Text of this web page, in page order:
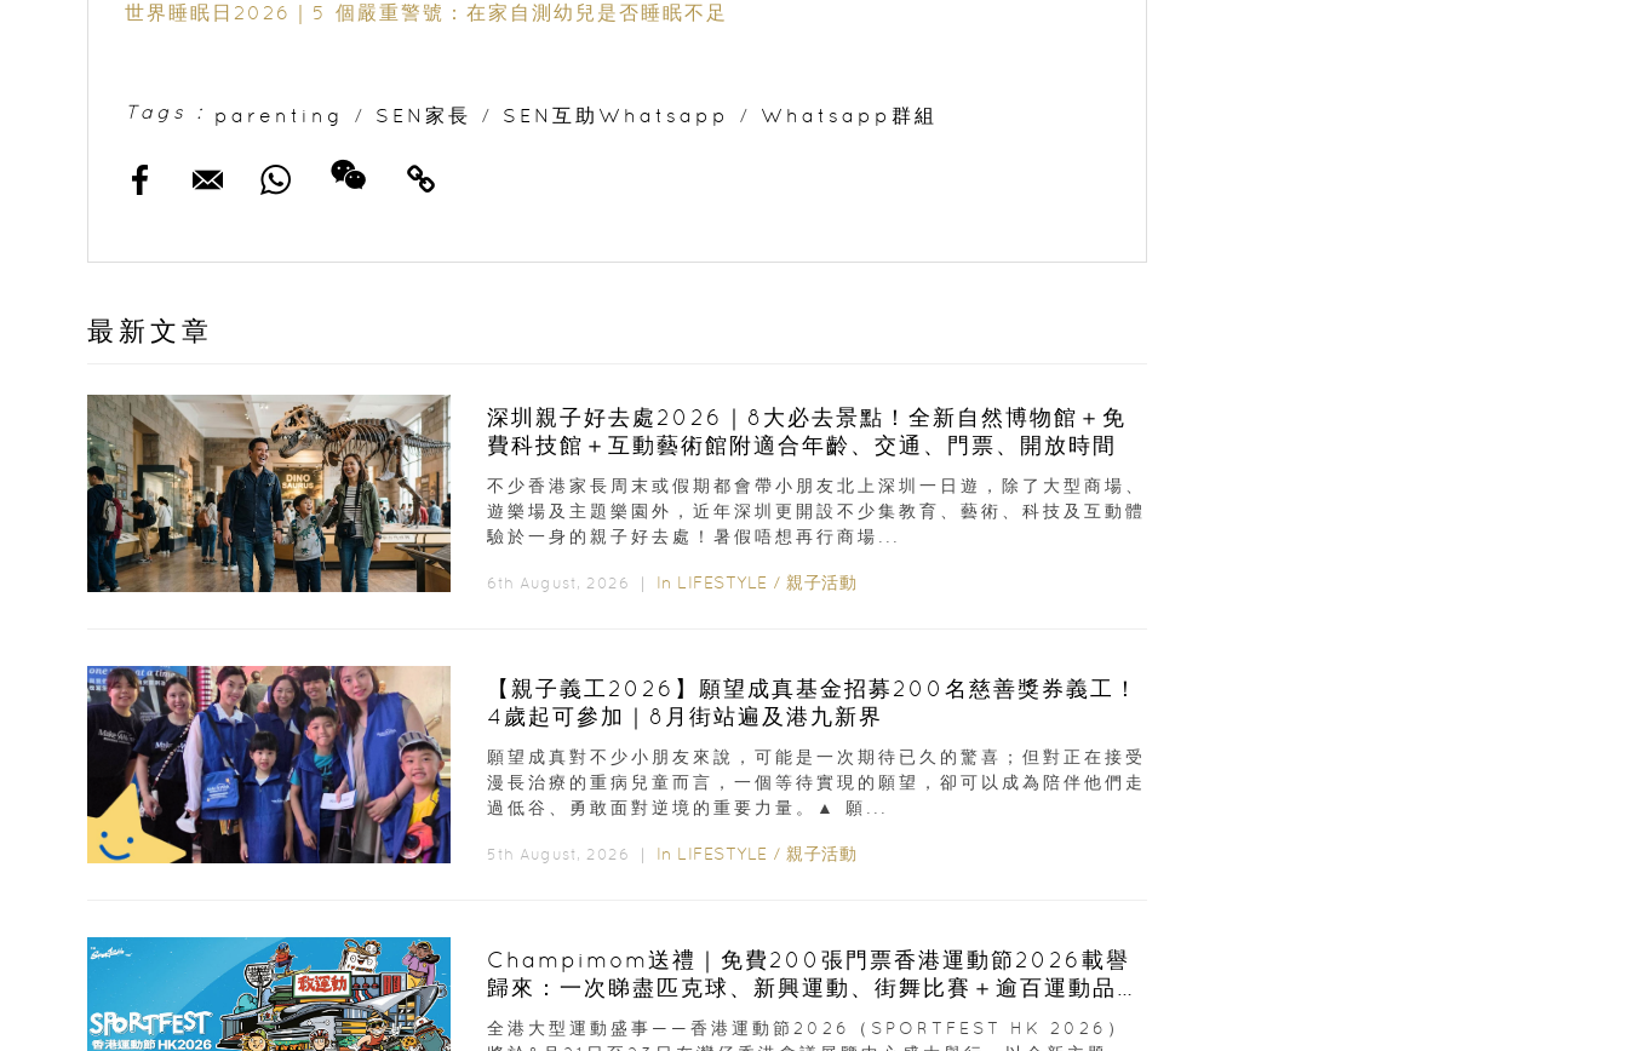
世界睡眠日2026｜5 個嚴重警號：在家自測幼兒是否睡眠不足
Tags : parenting / SEN家長 / SEN互助Whatsapp / Whatsapp群組
最新文章
深圳親子好去處2026｜8大必去景點！全新自然博物館＋免
費科技館＋互動藝術館附適合年齡、交通、門票、開放時間
不少香港家長周末或假期都會帶小朋友北上深圳一日遊，除了大型商場、
遊樂場及主題樂園外，近年深圳更開設不少集教育、藝術、科技及互動體
驗於一身的親子好去處！暑假唔想再行商場...
6th August, 2026 ｜ In LIFESTYLE / 親子活動
【親子義工2026】願望成真基金招募200名慈善獎券義工！
4歲起可參加｜8月街站遍及港九新界
願望成真對不少小朋友來說，可能是一次期待已久的驚喜；但對正在接受
漫長治療的重病兒童而言，一個等待實現的願望，卻可以成為陪伴他們走
過低谷、勇敢面對逆境的重要力量。▲ 願...
5th August, 2026 ｜ In LIFESTYLE / 親子活動
Champimom送禮｜免費200張門票香港運動節2026載譽
歸來：一次睇盡匹克球、新興運動、街舞比賽＋逾百運動品牌
展覽
全港大型運動盛事——香港運動節2026（SPORTFEST HK 2026）